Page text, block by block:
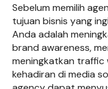
Sebelum memilih
tujuan bisnis yang
Anda adalah
brand awareness,
meningkatkan traffic
kehadiran di media